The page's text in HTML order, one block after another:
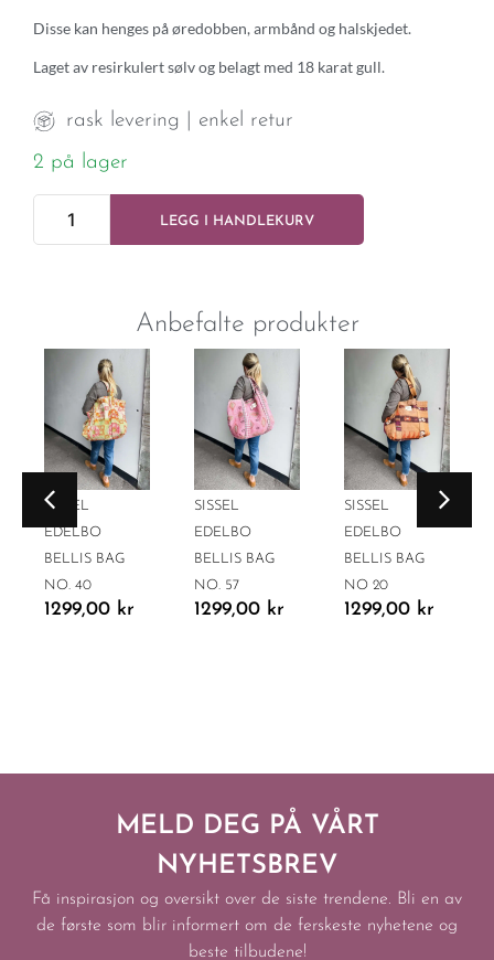
Disse kan henges på øredobben, armbånd og halskjedet.
Laget av resirkulert sølv og belagt med 18 karat gull.
rask levering | enkel retur
2 på lager
LEGG I HANDLEKURV
Anbefalte produkter
SISSEL
EDELBO
BELLIS BAG
NO. 40
1299,00 kr
SISSEL
EDELBO
BELLIS BAG
NO. 57
1299,00 kr
SISSEL
EDELBO
BELLIS BAG
NO 20
1299,00 kr
MELD DEG PÅ VÅRT
NYHETSBREV
Få inspirasjon og oversikt over de siste trendene. Bli en av
de første som blir informert om de ferskeste nyhetene og
beste tilbudene!